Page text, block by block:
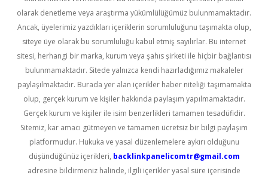
olarak denetleme veya araştırma yükümlülüğümüz bulunmamaktadır.
Ancak, üyelerimiz yazdıkları içeriklerin sorumluluğunu taşımakta olup,
siteye üye olarak bu sorumluluğu kabul etmiş sayılırlar. Bu internet
sitesi, herhangi bir marka, kurum veya şahıs şirketi ile hiçbir bağlantısı
bulunmamaktadır. Sitede yalnızca kendi hazırladığımız makaleler
paylaşılmaktadır. Burada yer alan içerikler haber niteliği taşımamakta
olup, gerçek kurum ve kişiler hakkında paylaşım yapılmamaktadır.
Gerçek kurum ve kişiler ile isim benzerlikleri tamamen tesadüfidir.
Sitemiz, kar amacı gütmeyen ve tamamen ücretsiz bir bilgi paylaşım
platformudur. Hukuka ve yasal düzenlemelere aykırı olduğunu
düşündüğünüz içerikleri, backlinkpanelicomtr@gmail.com
adresine bildirmeniz halinde, ilgili içerikler yasal süre içerisinde